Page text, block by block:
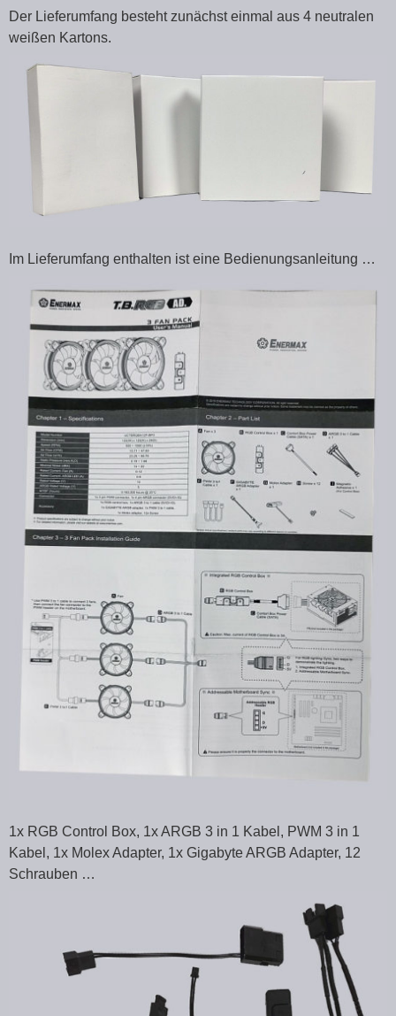
Der Lieferumfang besteht zunächst einmal aus 4 neutralen
weißen Kartons.
Im Lieferumfang enthalten ist eine Bedienungsanleitung …
1x RGB Control Box, 1x ARGB 3 in 1 Kabel, PWM 3 in 1
Kabel, 1x Molex Adapter, 1x Gigabyte ARGB Adapter, 12
Schrauben …